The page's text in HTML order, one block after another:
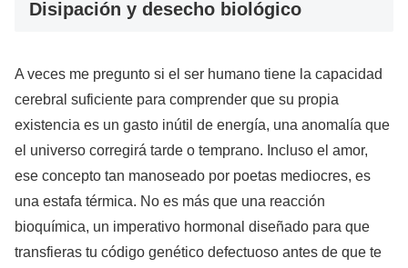
Disipación y desecho biológico
A veces me pregunto si el ser humano tiene la capacidad
cerebral suficiente para comprender que su propia
existencia es un gasto inútil de energía, una anomalía que
el universo corregirá tarde o temprano. Incluso el amor,
ese concepto tan manoseado por poetas mediocres, es
una estafa térmica. No es más que una reacción
bioquímica, un imperativo hormonal diseñado para que
transfieras tu código genético defectuoso antes de que te